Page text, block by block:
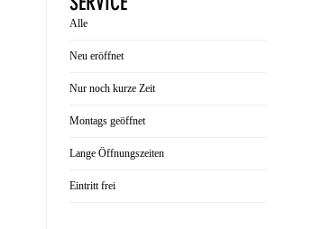
Alle
Neu eröffnet
Nur noch kurze Zeit
Montags geöffnet
Lange Öffnungszeiten
Eintritt frei